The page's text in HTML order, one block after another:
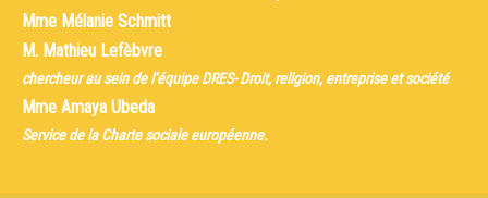
Mme Mélanie Schmitt
M. Mathieu Lefèbvre
chercheur au sein de l’équipe DRES- Droit, religion, entreprise et société
Mme Amaya Ubeda
Service de la Charte sociale européenne.